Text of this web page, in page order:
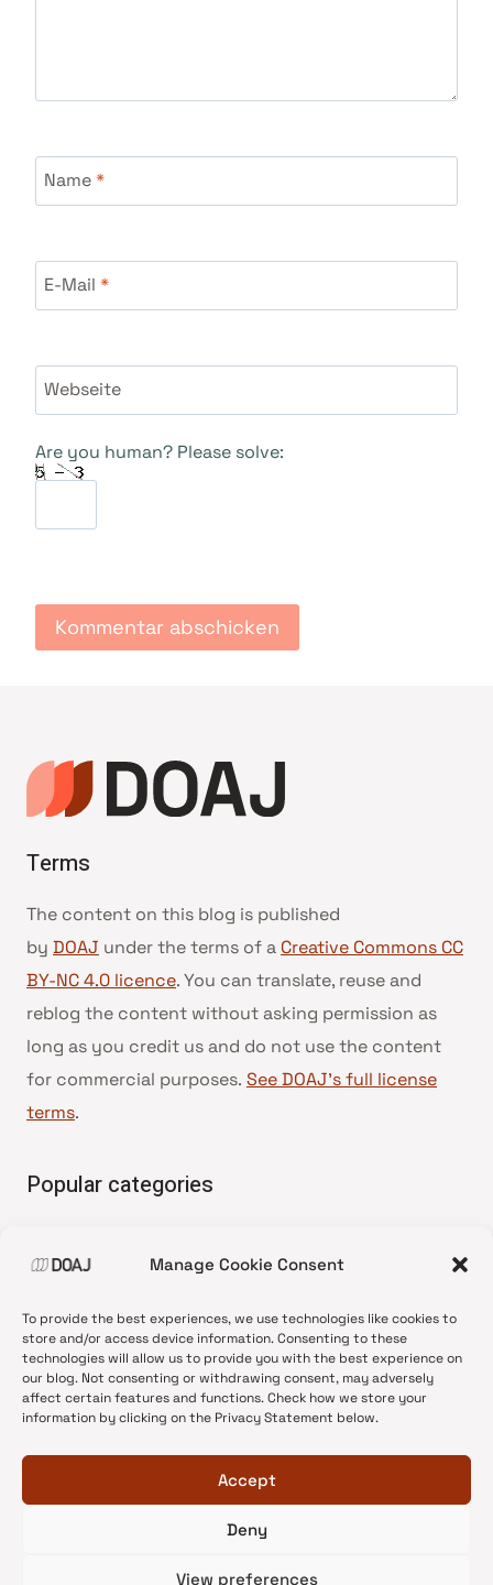
Manage Cookie Consent
To provide the best experiences, we use technologies like cookies to
store and/or access device information. Consenting to these
technologies will allow us to provide you with the best experience on
our blog. Not consenting or withdrawing consent, may adversely
affect certain features and functions. Check how we store your
information by clicking on the Privacy Statement below.
Accept
Deny
View preferences
Name*
E-Mail *
Webseite
Are you human? Please solve:
Terms
The content on this blog is published
by DOAJ under the terms of a Creative Commons CC
BY-NC 4.0 licence. You can translate, reuse and
reblog the content without asking permission as
long as you credit us and do not use the content
for commercial purposes. See DOAJ’s full license
terms.
Popular categories
•News update
•Open Access
•DOAJ Ambassadors
•DOAJ Voices